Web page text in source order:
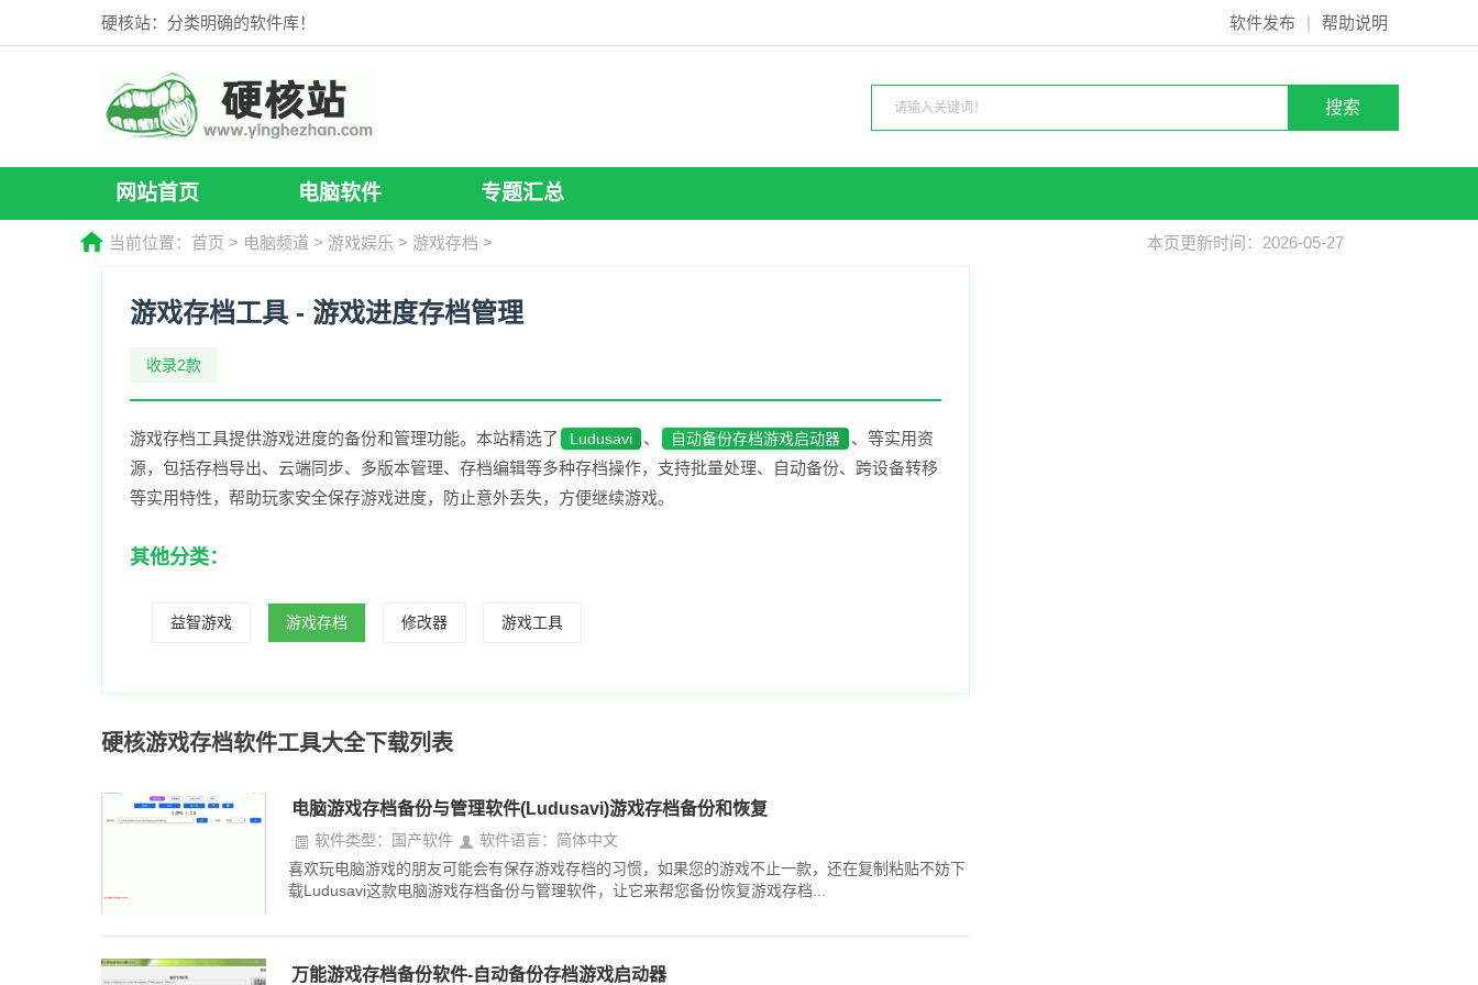
硬核站：分类明确的软件库！ 软件发布 | 帮助说明
网站首页 电脑软件 专题汇总
当前位置： 首页 > 电脑频道 > 游戏娱乐 > 游戏存档 > 本页更新时间：2026-05-27
游戏存档工具 - 游戏进度存档管理
收录2款
游戏存档工具提供游戏进度的备份和管理功能。本站精选了 Ludusavi 、 自动备份存档游戏启动器
、等实用资
源，包括存档导出、云端同步、多版本管理、存档编辑等多种存档操作，支持批量处理、自动备份、跨设备转移
等实用特性，帮助玩家安全保存游戏进度，防止意外丢失，方便继续游戏。
其他分类：
益智游戏 游戏存档 修改器 游戏工具
硬核游戏存档软件工具大全下载列表
电脑游戏存档备份与管理软件(Ludusavi)游戏存档备份和恢复
软件类型：国产软件
软件语言：简体中文
喜欢玩电脑游戏的朋友可能会有保存游戏存档的习惯，如果您的游戏不止一款，还在复制粘贴不妨下
载Ludusavi这款电脑游戏存档备份与管理软件，让它来帮您备份恢复游戏存档...
万能游戏存档备份软件-自动备份存档游戏启动器